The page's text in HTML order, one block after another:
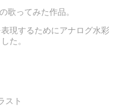
歌ってみた作品。
現するためにアナログ水彩
た。
スト